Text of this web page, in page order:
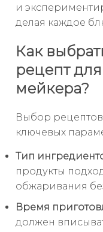
и
делая каждое
Как
рецепт
мейкера?
Выбор рецептов
ключевых
Тип
продукты
обжаривания
Время
должен